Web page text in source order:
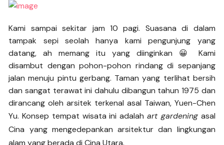
Kami sampai sekitar jam 10 pagi. Suasana di dalam
tampak sepi seolah hanya kami pengunjung yang
datang, ah memang itu yang diinginkan 😀 Kami
disambut dengan pohon-pohon rindang di sepanjang
jalan menuju pintu gerbang. Taman yang terlihat bersih
dan sangat terawat ini dahulu dibangun tahun 1975 dan
dirancang oleh arsitek terkenal asal Taiwan, Yuen-Chen
Yu. Konsep tempat wisata ini adalahart gardeningasal
Cina yang mengedepankan arsitektur dan lingkungan
alam yang berada di Cina Utara.